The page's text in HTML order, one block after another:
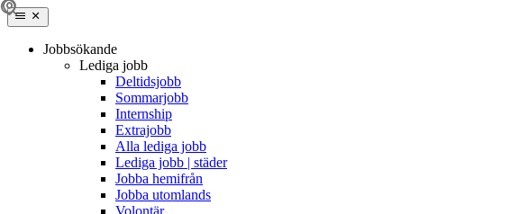
Jobbsökande
Lediga jobb
Deltidsjobb
Sommarjobb
Internship
Extrajobb
Alla lediga jobb
Lediga jobb | städer
Jobba hemifrån
Jobba utomlands
Volontär